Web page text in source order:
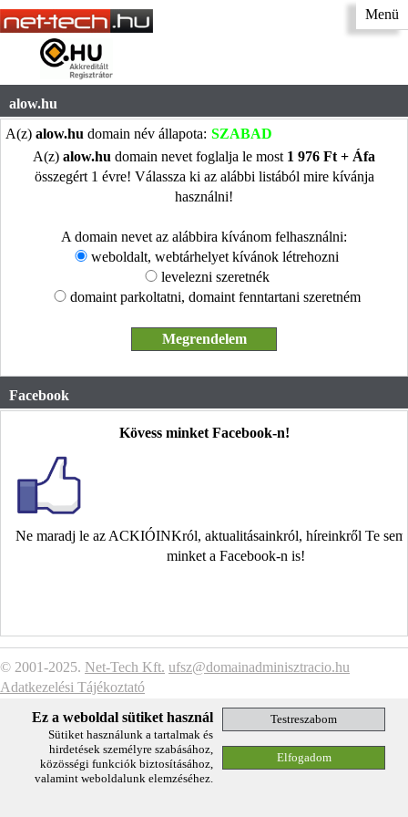
Menü
alow.hu
A(z) alow.hu domain név állapota: SZABAD
A(z) alow.hu domain nevet foglalja le most 1 976 Ft + Áfa
összegért 1 évre! Válassza ki az alábbi listából mire kívánja
használni!
A domain nevet az alábbira kívánom felhasználni:
weboldalt, webtárhelyet kívánok létrehozni
levelezni szeretnék
domaint parkoltatni, domaint fenntartani szeretném
Facebook
Kövess minket Facebook-n!
Ne maradj le az ACKIÓINKról, aktualitásainkról, híreinkről Te
minket a Facebook-n is!
© 2001-2025. Net-Tech Kft. ufsz@domainadminisztracio.hu
Adatkezelési Tájékoztató
Ez a weboldal sütiket használ
Sütiket használunk a tartalmak és
hirdetések személyre szabásához,
közösségi funkciók biztosításához,
valamint weboldalunk elemzéséhez.